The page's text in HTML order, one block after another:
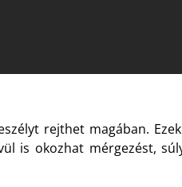
rejthet magában.
is okozhat mérgezést,